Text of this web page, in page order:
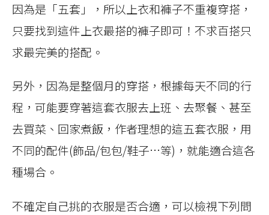
因為是「五套」，所以上衣和褲子不重複穿搭，
只要找到這件上衣最搭的褲子即可！不求百搭只
求最完美的搭配。
另外，因為是整個月的穿搭，根據每天不同的行
程，可能要穿著這套衣服去上班、去聚餐、甚至
去買菜、回家煮飯，作者理想的這五套衣服，用
不同的配件(飾品/包包/鞋子…等)，就能適合這各
種場合。
不確定自己挑的衣服是否合適，可以檢視下列問